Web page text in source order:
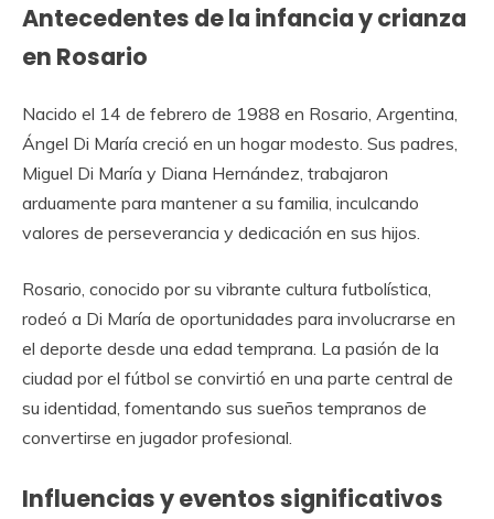
Antecedentes de la infancia y crianza
en Rosario
Nacido el 14 de febrero de 1988 en Rosario, Argentina,
Ángel Di María creció en un hogar modesto. Sus padres,
Miguel Di María y Diana Hernández, trabajaron
arduamente para mantener a su familia, inculcando
valores de perseverancia y dedicación en sus hijos.
Rosario, conocido por su vibrante cultura futbolística,
rodeó a Di María de oportunidades para involucrarse en
el deporte desde una edad temprana. La pasión de la
ciudad por el fútbol se convirtió en una parte central de
su identidad, fomentando sus sueños tempranos de
convertirse en jugador profesional.
Influencias y eventos significativos